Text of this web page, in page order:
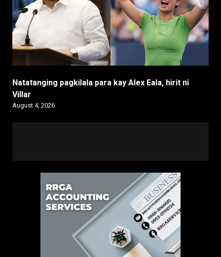
Natatanging pagkilala para kay Alex Eala, hirit ni
Villar
August 4, 2026